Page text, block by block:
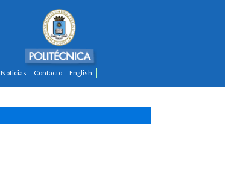
Noticias Contacto English